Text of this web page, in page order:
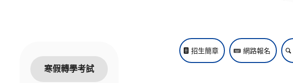
寒假轉學考試
招生簡章 網路報名